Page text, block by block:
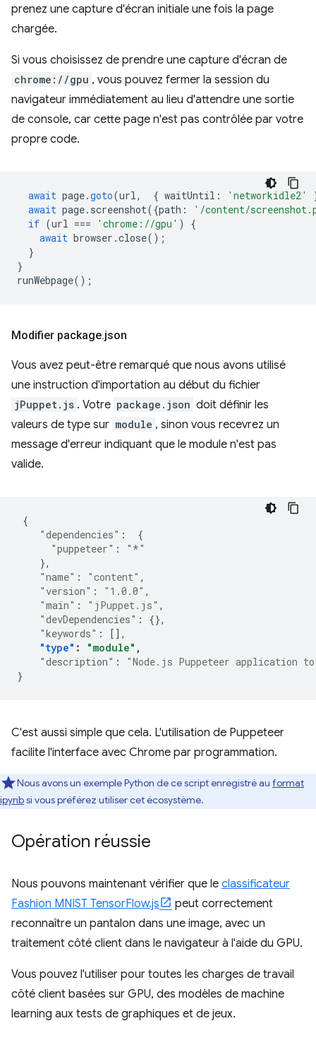
prenez une capture d'écran initiale une fois la page
chargée.
Si vous choisissez de prendre une capture d'écran de
chrome://gpu , vous pouvez fermer la session du
navigateur immédiatement au lieu d'attendre une sortie
de console, car cette page n'est pas contrôlée par votre
propre code.
await page.goto(url , { waitUntil : 'networkidle2'
await page. screenshot({path :
'/content/
if (url === 'chrome://gpu' )
{
await browser .close();
}
}
runWebpage();
Modifier package.json
Vous avez peut-être remarqué que nous avons utilisé
une instruction d'importation au début du fichier
jPuppet.js . Votre package.json doit définir les
valeurs de type sur module , sinon vous recevrez un
message d'erreur indiquant que le module n'est pas
valide.
{
"dependencies" :
{
"puppeteer" :
"*"
},
"name" : "content" ,
"version" : "1.0.0" ,
"main" : "jPuppet.js" ,
"devDependencies" :
{},
"keywords" :
[],
"type" : "module" ,
"description" :
"Node.js Puppeteer application
}
C'est aussi simple que cela. L'utilisation de Puppeteer
facilite l'interface avec Chrome par programmation.
Nous avons un exemple Python de ce script enregistré au format
ipynbsi vous préférez utiliser cet écosystème.
Opération réussie
Nous pouvons maintenant vérifier que le classificateur
Fashion MNIST TensorFlow.js
peut correctement
reconnaître un pantalon dans une image, avec un
traitement côté client dans le navigateur à l'aide du GPU.
Vous pouvez l'utiliser pour toutes les charges de travail
côté client basées sur GPU, des modèles de machine
learning aux tests de graphiques et de jeux.